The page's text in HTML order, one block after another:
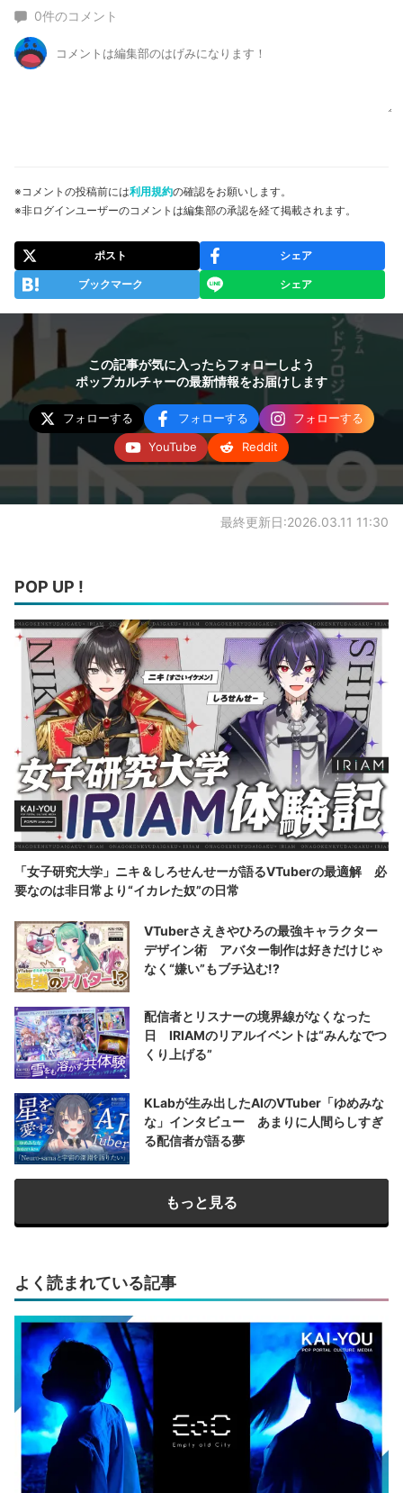
0件のコメント
※コメントの投稿前には利用規約の確認をお願いします。
※非ログインユーザーのコメントは編集部の承認を経て掲載されます。
ポスト シェア
ブックマーク シェア
この記事が気に入ったらフォローしよう
ポップカルチャーの最新情報をお届けします
フォローする フォローする
フォローする
YouTube
Reddit
最終更新日:2026.03.11 11:30
POP UP !
「女子研究大学」ニキ＆しろせんせーが語るVTuberの最適解 必
要なのは非日常より“イカレた奴”の日常
VTuberさえきやひろの最強キャラクター
デザイン術 アバター制作は好きだけじゃ
なく“嫌い”もブチ込む!?
配信者とリスナーの境界線がなくなった
日 IRIAMのリアルイベントは“みんなでつ
くり上げる”
KLabが生み出したAIのVTuber「ゆめみな
な」インタビュー あまりに人間らしすぎ
る配信者が語る夢
もっと見る
よく読まれている記事